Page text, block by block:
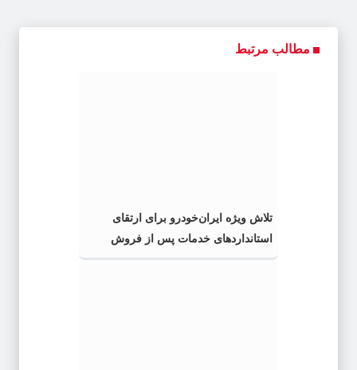
مطالب مرتبط
تلاش ویژه ایران‌خودرو برای ارتقای
استانداردهای خدمات پس از فروش